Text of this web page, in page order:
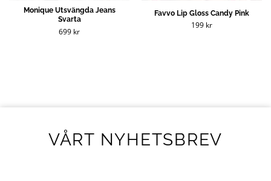
Monique Utsvängda Jeans
Svarta
699 kr
Favvo Lip Gloss Candy Pink
199 kr
VÅRT NYHETSBREV